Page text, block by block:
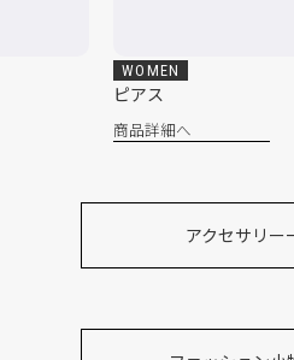
WOMEN
Airpods Holder
商品詳細へ
アクセサリー